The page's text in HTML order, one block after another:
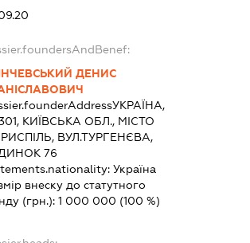
ДЕНИС
УКРАЇНА,
КИЇВСЬКА ОБЛ., МІСТО
ВУЛ.ТУРГЕНЄВА,
76
Україна
внеску до статутного
(грн.):1 000 000 (100 %)